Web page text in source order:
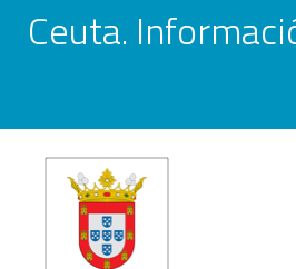
Ceuta.